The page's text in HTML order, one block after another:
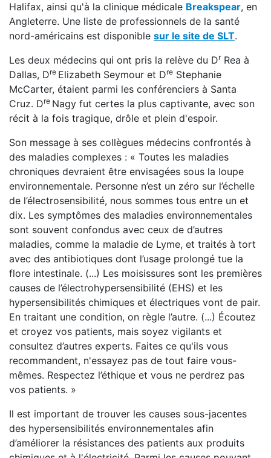
Halifax, ainsi qu'à la clinique médicale Breakspear, en
Angleterre. Une liste de professionnels de la santé
nord-américains est disponible sur le site de SLT.
Les deux médecins qui ont pris la relève du DrRea à
Dallas, Dre Elizabeth Seymour et Dre Stephanie
McCarter, étaient parmi les conférenciers à Santa
Cruz. Dre Nagy fut certes la plus captivante, avec son
récit à la fois tragique, drôle et plein d'espoir.
Son message à ses collègues médecins confrontés à
des maladies complexes : « Toutes les maladies
chroniques devraient être envisagées sous la loupe
environnementale. Personne n’est un zéro sur l’échelle
de l’électrosensibilité, nous sommes tous entre un et
dix. Les symptômes des maladies environnementales
sont souvent confondus avec ceux de d’autres
maladies, comme la maladie de Lyme, et traités à tort
avec des antibiotiques dont l’usage prolongé tue la
flore intestinale. (...) Les moisissures sont les premières
causes de l’électrohypersensibilité (EHS) et les
hypersensibilités chimiques et électriques vont de pair.
En traitant une condition, on règle l’autre. (...) Écoutez
et croyez vos patients, mais soyez vigilants et
consultez d’autres experts. Faites ce qu'ils vous
recommandent, n'essayez pas de tout faire vous-
mêmes. Respectez l’éthique et vous ne perdrez pas
vos patients. »
Il est important de trouver les causes sous-jacentes
des hypersensibilités environnementales afin
d’améliorer la résistances des patients aux produits